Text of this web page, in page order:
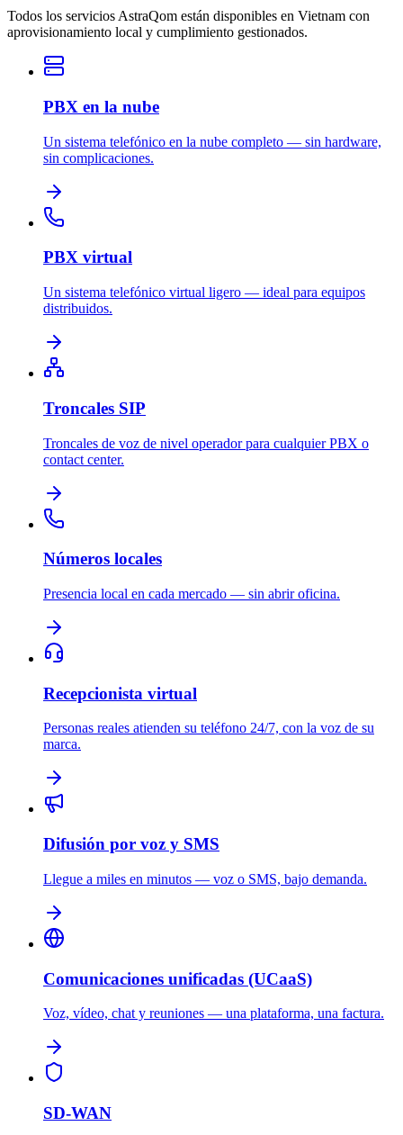
Todos los servicios AstraQom están disponibles en Vietnam con
aprovisionamiento local y cumplimiento gestionados.
PBX en la nube
Un sistema telefónico en la nube completo — sin hardware,
sin complicaciones.
PBX virtual
Un sistema telefónico virtual ligero — ideal para equipos
distribuidos.
Troncales SIP
Troncales de voz de nivel operador para cualquier PBX o
contact center.
Números locales
Presencia local en cada mercado — sin abrir oficina.
Recepcionista virtual
Personas reales atienden su teléfono 24/7, con la voz de su
marca.
Difusión por voz y SMS
Llegue a miles en minutos — voz o SMS, bajo demanda.
Comunicaciones unificadas (UCaaS)
Voz, vídeo, chat y reuniones — una plataforma, una factura.
SD-WAN